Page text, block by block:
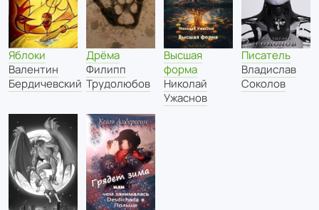
Яблоки
Валентин
Бердичевский
Дрёма
Филипп
Трудолюбов
Высшая
форма
Николай
Ужаснов
Писатель
Владислав
Соколов